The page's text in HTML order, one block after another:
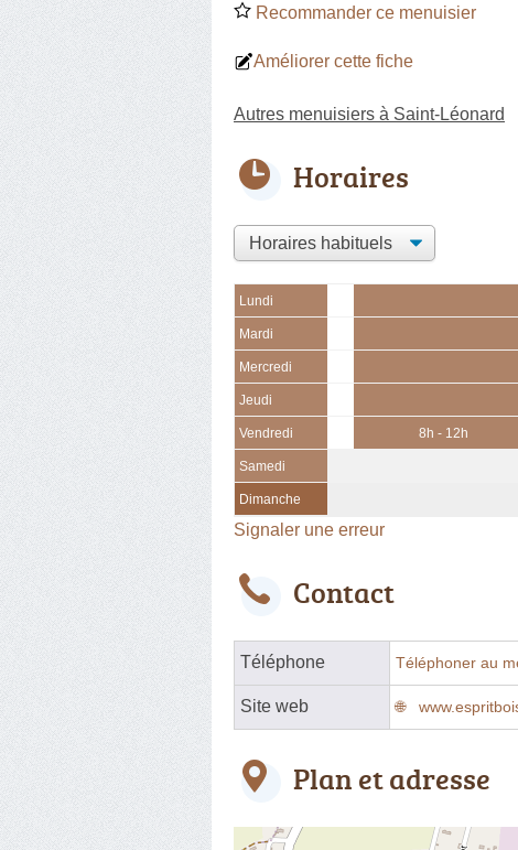
Recommander ce menuisier
Améliorer cette fiche
Autres menuisiers à Saint-Léonard
Horaires
Lundi
Mardi
Mercredi
Jeudi
Vendredi 8h - 12h
Samedi
Dimanche
Signaler une erreur
Contact
Téléphone Téléphoner au
Site web
Plan et adresse